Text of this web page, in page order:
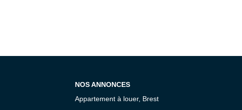
NOS ANNONCES
Appartement à louer, Brest